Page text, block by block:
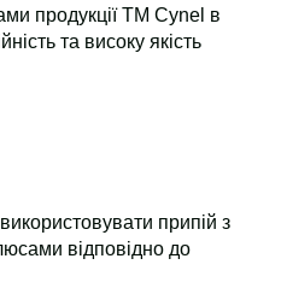
продукції ТМ Cynel в
та високу якість
припій з
відповідно до